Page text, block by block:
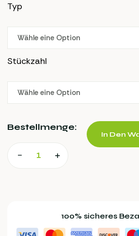
Typ
Stückzahl
Bestellmenge:
In Den
100% sicheres